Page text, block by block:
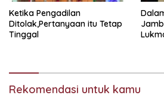
Ketika Pengadilan
Ditolak,Pertanyaan itu Tetap
Tinggal
Rekomendasi untuk kamu